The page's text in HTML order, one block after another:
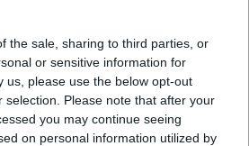
the sale, sharing to third parties, or
or sensitive information for
us, please use the below opt-out
selection. Please note that after your
you may continue seeing
on personal information utilized by
dei potenti
di St James?
che al referendum vinca il No
globale?
a continuare a guardare San